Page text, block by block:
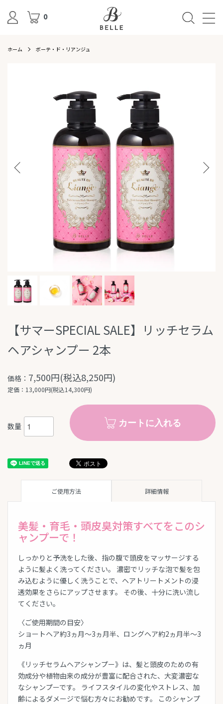
0
ホーム ボーテ・ド・リアンジュ
【サマーSPECIAL SALE】リッチセラム
ヘアシャンプー 2本
価格： 7,500円(税込8,250円)
定価：13,000円(税込14,300円)
数量 カートに入れる
ご使用方法 詳細情報
美髪・育毛・頭皮臭対策すべてをこのシ
ャンプーで！
しっかりと予洗をした後、指の腹で頭皮をマッサージする
ように髪よく洗ってください。 濃密でリッチな泡で髪を包
み込むように優しく洗うことで、ヘアトリートメントの浸
透効果をさらにアップさせます。 その後、十分に洗い流し
てください。
〈ご使用期間の目安〉
ショートヘア約3ヵ月〜3ヵ月半、ロングヘア約2ヵ月半〜3
ヵ月
《リッチセラムヘアシャンプー》は、髪と頭皮のための有
効成分や植物由来の成分が豊富に配合された、大変濃密な
なシャンプーです。 ライフスタイルの変化やストレス、加
齢によるダメージで悩む方々にお勧めです。 このシャンプ